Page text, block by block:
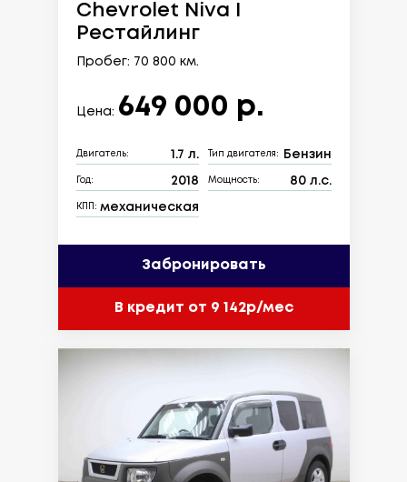
Chevrolet Niva I
Рестайлинг
Пробег: 70 800 км.
Цена: 649 000 р.
Двигатель: 1.7 л. Тип двигателя: Бензин
Год: 2018 Мощность: 80 л.с.
КПП: механическая
Забронировать
В кредит от 9 142р/мес